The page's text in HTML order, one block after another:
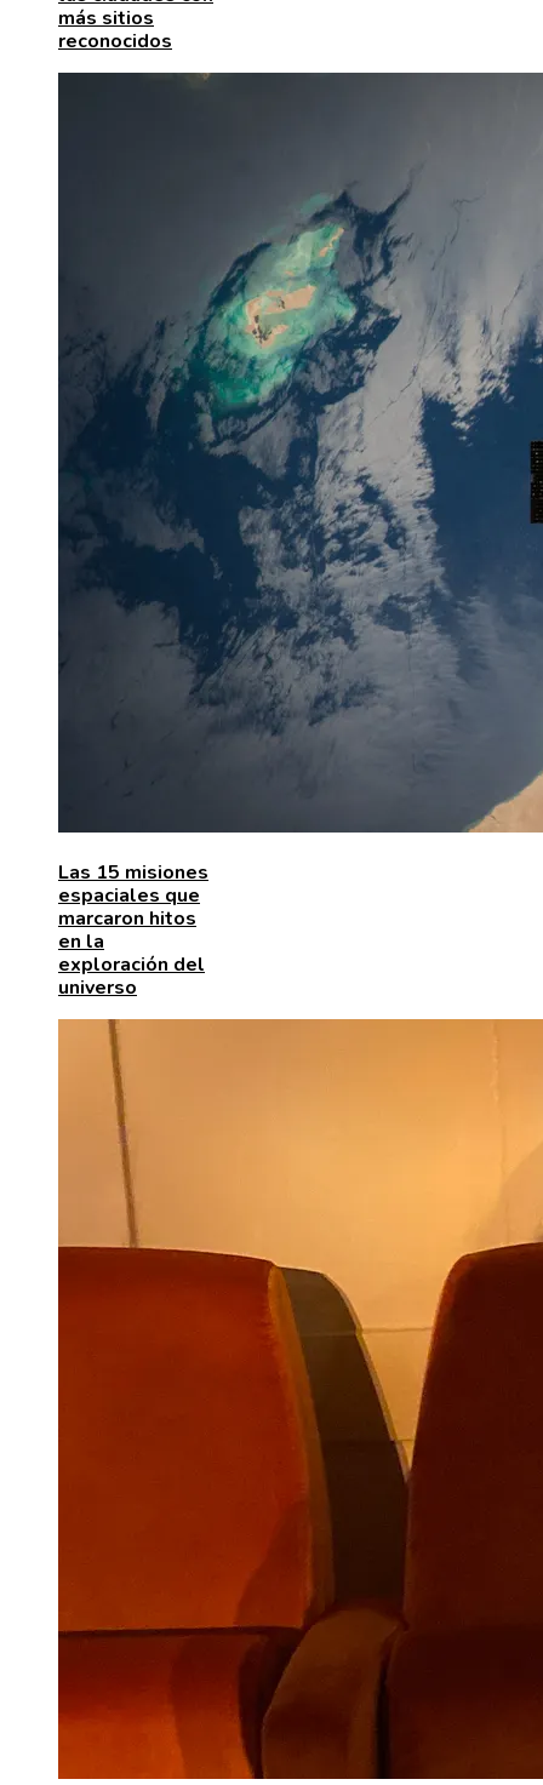
más sitios
reconocidos
Las 15 misiones
espaciales que
marcaron hitos
en la
exploración del
universo